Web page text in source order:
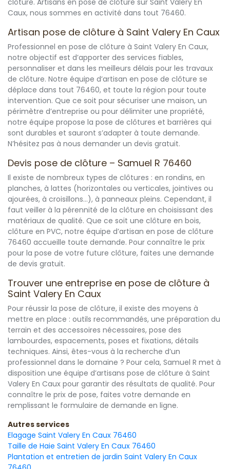
clôture. Artisans en pose de clôture sur Saint Valery En
Caux, nous sommes en activité dans tout 76460.
Artisan pose de clôture à Saint Valery En Caux
Professionnel en pose de clôture à Saint Valery En Caux,
notre objectif est d’apporter des services fiables,
personnaliser et dans les meilleurs délais pour les travaux
de clôture. Notre équipe d’artisan en pose de clôture se
déplace dans tout 76460, et toute la région pour toute
intervention. Que ce soit pour sécuriser une maison, un
périmètre d’entreprise ou pour délimiter une propriété,
notre équipe propose la pose de clôtures et barrières qui
sont durables et sauront s’adapter à toute demande.
N’hésitez pas à nous demander un devis gratuit.
Devis pose de clôture – Samuel R 76460
Il existe de nombreux types de clôtures : en rondins, en
planches, à lattes (horizontales ou verticales, jointives ou
ajourées, à croisillons...), à panneaux pleins. Cependant, il
faut veiller à la pérennité de la clôture en choisissant des
matériaux de qualité. Que ce soit une clôture en bois,
clôture en PVC, notre équipe d’artisan en pose de clôture
76460 accueille toute demande. Pour connaître le prix
pour la pose de votre future clôture, faites une demande
de devis gratuit.
Trouver une entreprise en pose de clôture à
Saint Valery En Caux
Pour réussir la pose de clôture, il existe des moyens à
mettre en place : outils recommandés, une préparation du
terrain et des accessoires nécessaires, pose des
lambourdes, espacements, poses et fixations, détails
techniques. Ainsi, êtes-vous à la recherche d’un
professionnel dans le domaine ? Pour cela, Samuel R met à
disposition une équipe d’artisans pose de clôture à Saint
Valery En Caux pour garantir des résultats de qualité. Pour
connaître le prix de pose, faites votre demande en
remplissant le formulaire de demande en ligne.
Autres services
Elagage Saint Valery En Caux 76460
Taille de Haie Saint Valery En Caux 76460
Plantation et entretien de jardin Saint Valery En Caux